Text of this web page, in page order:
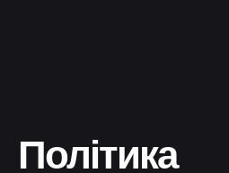
Політика